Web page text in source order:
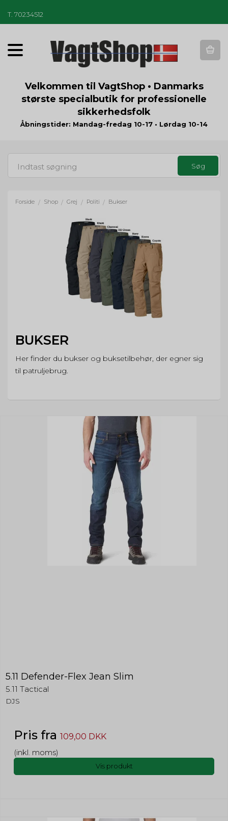
T 70234512
T
o
g
a
t
o
Velkommen til VagtShop • Danmarks
største specialbutik for professionelle
sikkerhedsfolk
Åbningstider: Mandag-fredag 10-17 • Lørdag 10-14
Forside / Shop / Grej / Politi / Bukser
BUKSER
Her finder du bukser og buksetilbehør, der egner sig
til patruljebrug.
5.11 Defender-Flex Jean Slim
5.11 Tactical
DJS
Pris fra 109,00 DKK
(inkl. moms)
Vis produkt